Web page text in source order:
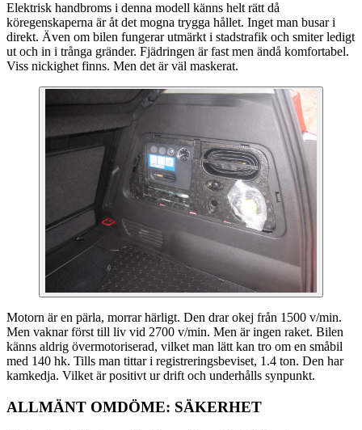
Elektrisk handbroms i denna modell känns helt rätt då
köregenskaperna är åt det mogna trygga hållet. Inget man busar i
direkt. Även om bilen fungerar utmärkt i stadstrafik och smiter ledigt
ut och in i trånga gränder. Fjädringen är fast men ändå komfortabel.
Viss nickighet finns. Men det är väl maskerat.
Motorn är en pärla, morrar härligt. Den drar okej från 1500 v/min.
Men vaknar först till liv vid 2700 v/min. Men är ingen raket. Bilen
känns aldrig övermotoriserad, vilket man lätt kan tro om en småbil
med 140 hk. Tills man tittar i registreringsbeviset, 1.4 ton. Den har
kamkedja. Vilket är positivt ur drift och underhålls synpunkt.
ALLMÄNT OMDÖME: SÄKERHET